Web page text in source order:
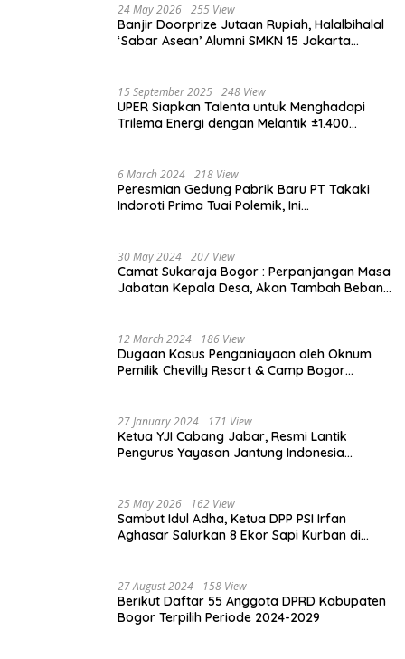
24 May 2026 255 View
Banjir Doorprize Jutaan Rupiah, Halalbihalal
‘Sabar Asean’ Alumni SMKN 15 Jakarta
15 September 2025 248 View
UPER Siapkan Talenta untuk Menghadapi
Trilema Energi dengan Melantik ±1.400
6 March 2024 218 View
Peresmian Gedung Pabrik Baru PT Takaki
Indoroti Prima Tuai Polemik, Ini
30 May 2024 207 View
Camat Sukaraja Bogor : Perpanjangan Masa
Jabatan Kepala Desa, Akan Tambah Beban
12 March 2024 186 View
Dugaan Kasus Penganiayaan oleh Oknum
Pemilik Chevilly Resort & Camp Bogor
27 January 2024 171 View
Ketua YJI Cabang Jabar, Resmi Lantik
Pengurus Yayasan Jantung Indonesia
25 May 2026 162 View
Sambut Idul Adha, Ketua DPP PSI Irfan
Aghasar Salurkan 8 Ekor Sapi Kurban di
27 August 2024 158 View
Berikut Daftar 55 Anggota DPRD Kabupaten
Bogor Terpilih Periode 2024-2029